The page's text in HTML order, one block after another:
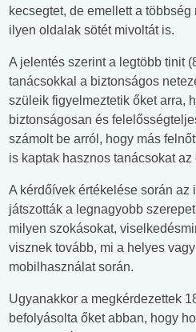
kecsegtet, de emellett a
ilyen oldalak sötét mivoltát is.
A jelentés szerint a legtöbb tinit
tanácsokkal a biztonságos
szüleik figyelmeztetik őket arra,
biztonságosan és
számolt be arról, hogy más
is kaptak hasznos tanácsokat
A kérdőívek értékelése során az
játszották a legnagyobb
milyen szokásokat,
visznek tovább, mi a helyes
mobilhasználat során.
Ugyanakkor a megkérdezettek
befolyásolta őket abban, hogy